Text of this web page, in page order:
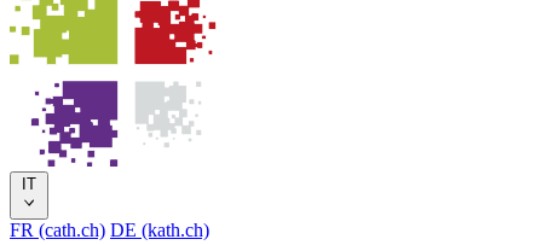
IT
FR (cath.ch) DE (kath.ch)